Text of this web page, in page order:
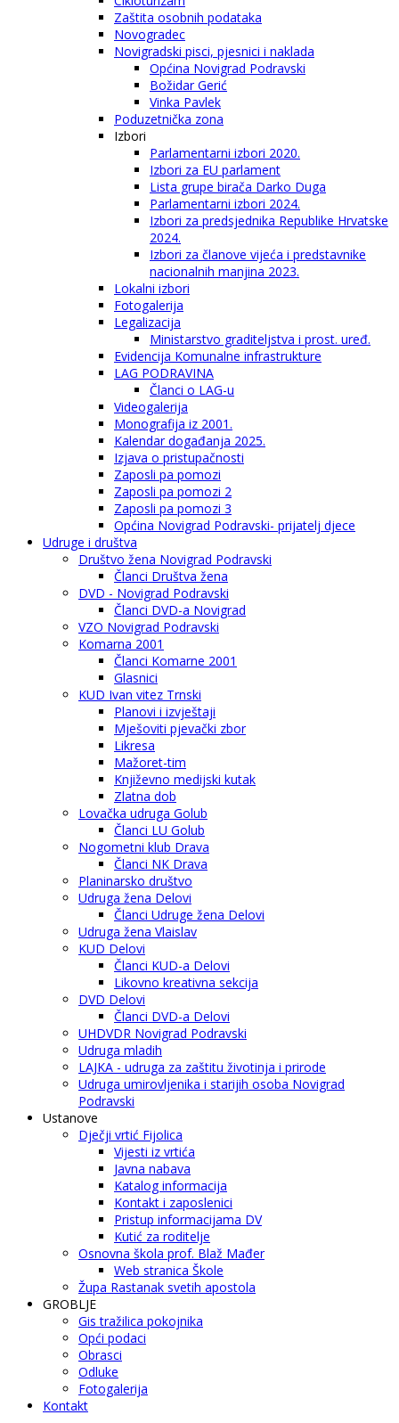
Zaštita osobnih podataka
Novogradec
Novigradski pisci, pjesnici i naklada
Općina Novigrad Podravski
Božidar Gerić
Vinka Pavlek
Poduzetnička zona
Izbori
Parlamentarni izbori 2020.
Izbori za EU parlament
Lista grupe birača Darko Duga
Parlamentarni izbori 2024.
Izbori za predsjednika Republike Hrvatske
2024.
Izbori za članove vijeća i predstavnike
nacionalnih manjina 2023.
Lokalni izbori
Fotogalerija
Legalizacija
Ministarstvo graditeljstva i prost. uređ.
Evidencija Komunalne infrastrukture
LAG PODRAVINA
Članci o LAG-u
Videogalerija
Monografija iz 2001.
Kalendar događanja 2025.
Izjava o pristupačnosti
Zaposli pa pomozi
Zaposli pa pomozi 2
Zaposli pa pomozi 3
Općina Novigrad Podravski- prijatelj djece
Udruge i društva
Društvo žena Novigrad Podravski
Članci Društva žena
DVD - Novigrad Podravski
Članci DVD-a Novigrad
VZO Novigrad Podravski
Komarna 2001
Članci Komarne 2001
Glasnici
KUD Ivan vitez Trnski
Planovi i izvještaji
Mješoviti pjevački zbor
Likresa
Mažoret-tim
Književno medijski kutak
Zlatna dob
Lovačka udruga Golub
Članci LU Golub
Nogometni klub Drava
Članci NK Drava
Planinarsko društvo
Udruga žena Delovi
Članci Udruge žena Delovi
Udruga žena Vlaislav
KUD Delovi
Članci KUD-a Delovi
Likovno kreativna sekcija
DVD Delovi
Članci DVD-a Delovi
UHDVDR Novigrad Podravski
Udruga mladih
LAJKA - udruga za zaštitu životinja i prirode
Udruga umirovljenika i starijih osoba Novigrad
Podravski
Ustanove
Dječji vrtić Fijolica
Vijesti iz vrtića
Javna nabava
Katalog informacija
Kontakt i zaposlenici
Pristup informacijama DV
Kutić za roditelje
Osnovna škola prof. Blaž Mađer
Web stranica Škole
Župa Rastanak svetih apostola
GROBLJE
Gis tražilica pokojnika
Opći podaci
Obrasci
Odluke
Fotogalerija
Kontakt